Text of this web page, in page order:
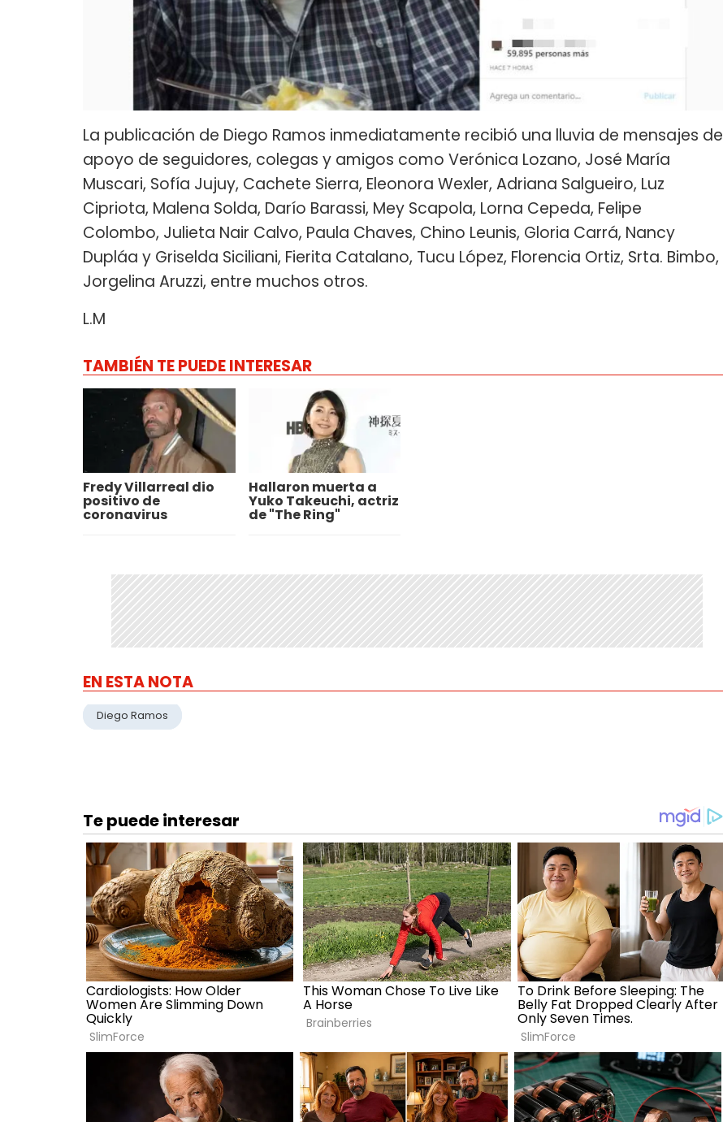
La publicación de Diego Ramos inmediatamente recibió una lluvia de mensajes de
apoyo de seguidores, colegas y amigos como Verónica Lozano, José María
Muscari, Sofía Jujuy, Cachete Sierra, Eleonora Wexler, Adriana Salgueiro, Luz
Cipriota, Malena Solda, Darío Barassi, Mey Scapola, Lorna Cepeda, Felipe
Colombo, Julieta Nair Calvo, Paula Chaves, Chino Leunis, Gloria Carrá, Nancy
Dupláa y Griselda Siciliani, Fierita Catalano, Tucu López, Florencia Ortiz, Srta. Bimbo,
Jorgelina Aruzzi, entre muchos otros.
L.M
TAMBIÉN TE PUEDE INTERESAR
Fredy Villarreal dio
positivo de
coronavirus
Hallaron muerta a
Yuko Takeuchi, actriz
de "The Ring"
EN ESTA NOTA
Diego Ramos